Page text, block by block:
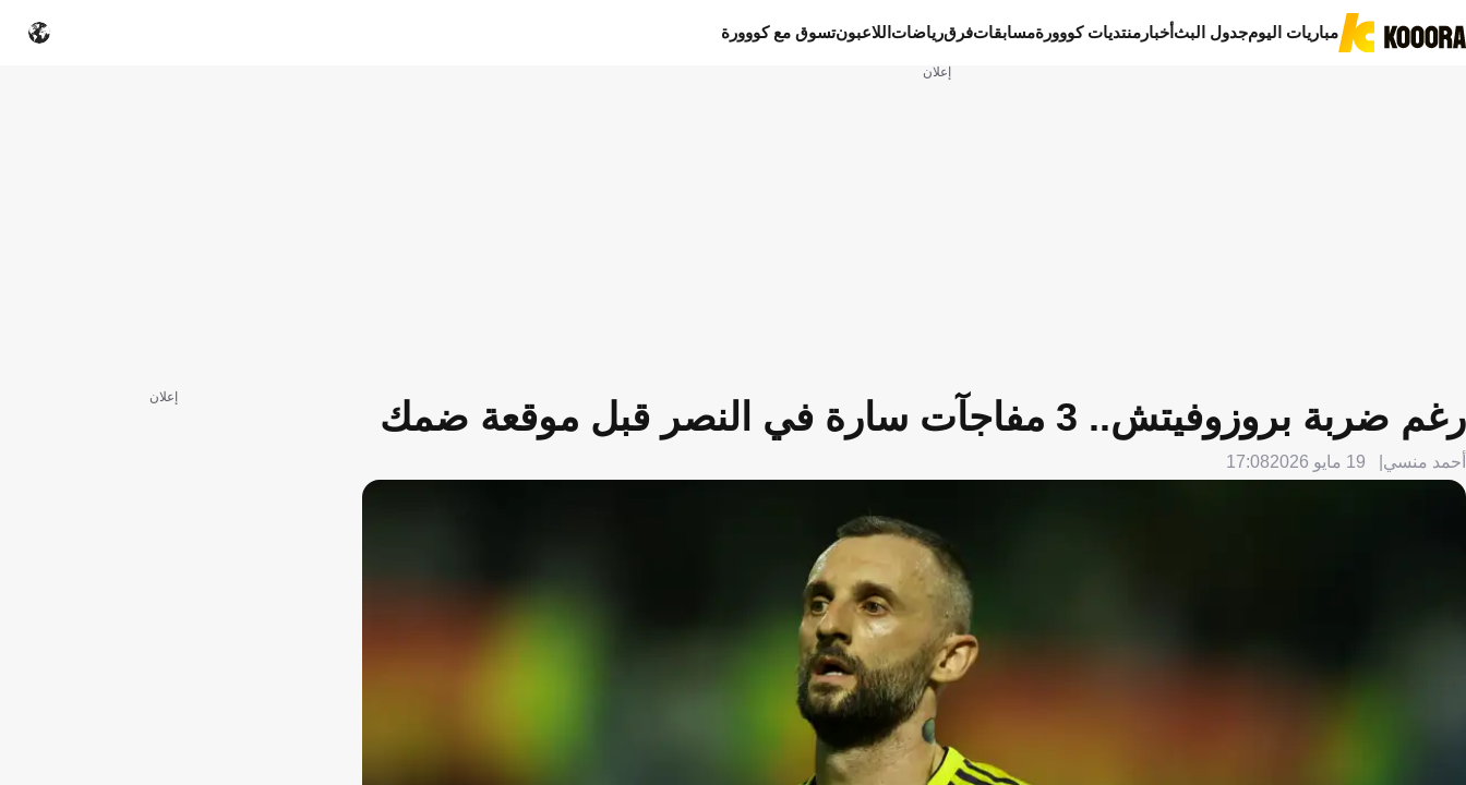
مباريات اليومجدول البثأخبار منتديات كووورةمسابقاتفرقرياضات اللاعبونتسوق مع كووورة
إعلان
رغم ضربة بروزوفيتش.. 3 مفاجآت سارة في النصر قبل موقعة ضمك
أحمد منسي 19 مايو 2026 17:08
إعلان